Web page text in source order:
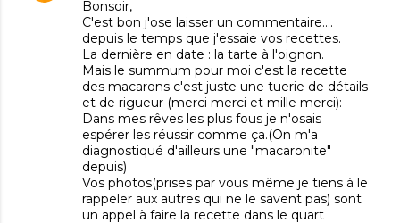
Bonsoir,
C'est bon j'ose laisser un commentaire....
depuis le temps que j'essaie vos recettes.
La dernière en date : la tarte à l'oignon.
Mais le summum pour moi c'est la recette
des macarons c'est juste une tuerie de détails
et de rigueur (merci merci et mille merci):
Dans mes rêves les plus fous je n'osais
espérer les réussir comme ça.(On m'a
diagnostiqué d'ailleurs une "macaronite"
depuis)
Vos photos(prises par vous même je tiens à le
rappeler aux autres qui ne le savent pas) sont
un appel à faire la recette dans le quart